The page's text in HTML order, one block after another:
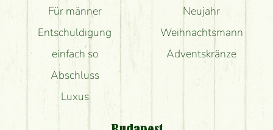
Für männer
Entschuldigung
einfach so
Abschluss
Luxus
Neujahr
Weihnachtsmann
Adventskränze